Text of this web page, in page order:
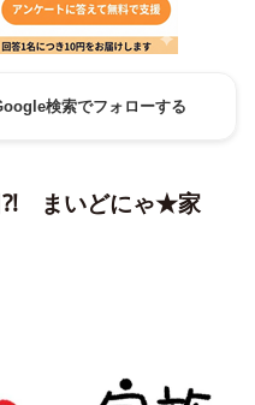
検索でフォローする
⁈ まいどにゃ★家